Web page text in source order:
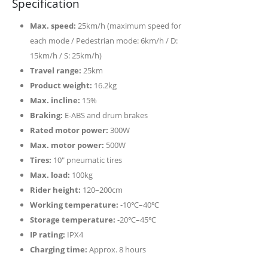
Specification
Max. speed: 25km/h (maximum speed for
each mode / Pedestrian mode: 6km/h / D:
15km/h / S: 25km/h)
Travel range: 25km
Product weight: 16.2kg
Max. incline: 15%
Braking: E-ABS and drum brakes
Rated motor power: 300W
Max. motor power: 500W
Tires: 10″ pneumatic tires
Max. load: 100kg
Rider height: 120–200cm
Working temperature: -10℃–40℃
Storage temperature: -20℃–45℃
IP rating: IPX4
Charging time: Approx. 8 hours